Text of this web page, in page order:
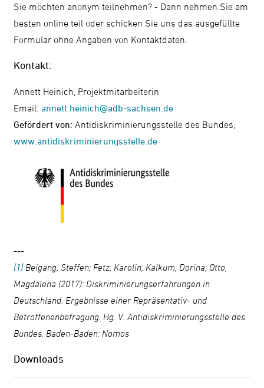
Sie möchten anonym teilnehmen? - Dann nehmen Sie am
besten online teil oder schicken Sie uns das ausgefüllte
Formular ohne Angaben von Kontaktdaten.
Kontakt:
Annett Heinich, Projektmitarbeiterin
Email: annett.heinich@adb-sachsen.de
Gefördert von: Antidiskriminierungsstelle des Bundes,
www.antidiskriminierungsstelle.de
---
[1]Beigang, Steffen; Fetz, Karolin; Kalkum, Dorina; Otto,
Magdalena (2017): Diskriminierungserfahrungen in
Deutschland. Ergebnisse einer Repräsentativ- und
Betroffenenbefragung. Hg. V. Antidiskriminierungsstelle des
Bundes. Baden-Baden: Nomos
Downloads